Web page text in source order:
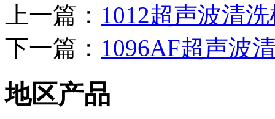
上一篇： 1012超声波清
下一篇： 1096AF超声波
地区产品